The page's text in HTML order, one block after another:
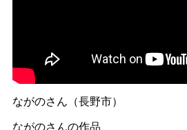
ながのさん（長野市）
ながのさんの作品